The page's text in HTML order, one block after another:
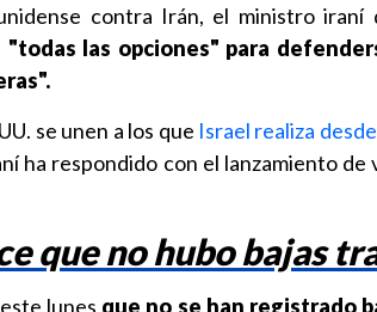
contra Irán, el ministro iraní
"todas las opciones" para
se unen a los que Israel realiza
ha respondido con el lanzamiento de
que no hubo bajas
lunes que no se han registrado